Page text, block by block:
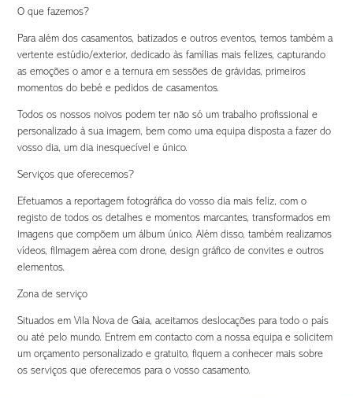
O que fazemos?
Para além dos casamentos, batizados e outros eventos, temos também a
vertente estúdio/exterior, dedicado às famílias mais felizes, capturando
as emoções o amor e a ternura em sessões de grávidas, primeiros
momentos do bebé e pedidos de casamentos.
Todos os nossos noivos podem ter não só um trabalho profissional e
personalizado à sua imagem, bem como uma equipa disposta a fazer do
vosso dia, um dia inesquecível e único.
Serviços que oferecemos?
Efetuamos a reportagem fotográfica do vosso dia mais feliz, com o
registo de todos os detalhes e momentos marcantes, transformados em
imagens que compõem um álbum único. Além disso, também realizamos
vídeos, filmagem aérea com drone, design gráfico de convites e outros
elementos.
Zona de serviço
Situados em Vila Nova de Gaia, aceitamos deslocações para todo o país
ou até pelo mundo. Entrem em contacto com a nossa equipa e solicitem
um orçamento personalizado e gratuito, fiquem a conhecer mais sobre
os serviços que oferecemos para o vosso casamento.